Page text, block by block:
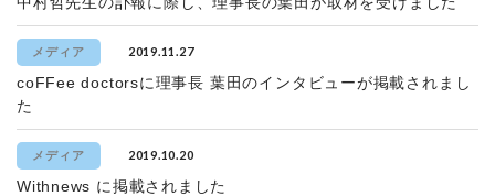
メディア 2019.11.27
coFFee doctorsに理事長 葉田のインタビューが掲載されまし
た
メディア 2019.10.20
Withnews に掲載されました